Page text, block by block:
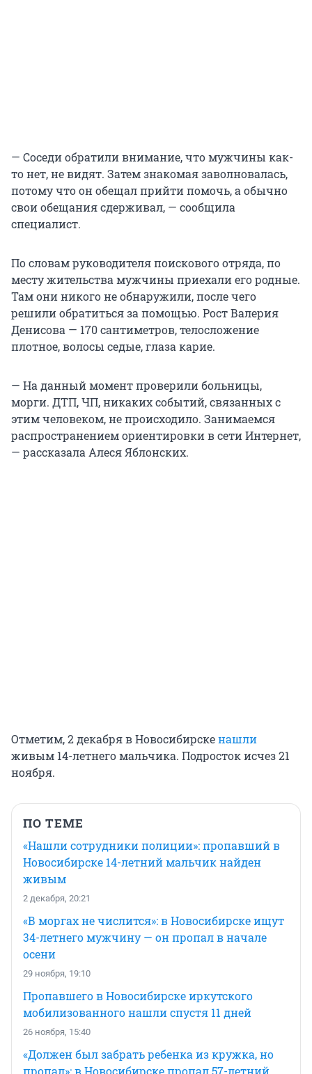
— Соседи обратили внимание, что мужчины как-
то нет, не видят. Затем знакомая заволновалась,
потому что он обещал прийти помочь, а обычно
свои обещания сдерживал, — сообщила
специалист.
По словам руководителя поискового отряда, по
месту жительства мужчины приехали его родные.
Там они никого не обнаружили, после чего
решили обратиться за помощью. Рост Валерия
Денисова — 170 сантиметров, телосложение
плотное, волосы седые, глаза карие.
— На данный момент проверили больницы,
морги. ДТП, ЧП, никаких событий, связанных с
этим человеком, не происходило. Занимаемся
распространением ориентировки в сети Интернет,
— рассказала Алеся Яблонских.
Отметим, 2 декабря в Новосибирскенашли
живым 14-летнего мальчика. Подросток исчез 21
ноября.
ПО ТЕМЕ
«Нашли сотрудники полиции»: пропавший в
Новосибирске 14-летний мальчик найден
живым
2 декабря, 20:21
«В моргах не числится»: в Новосибирске ищут
34-летнего мужчину — он пропал в начале
осени
29 ноября, 19:10
Пропавшего в Новосибирске иркутского
мобилизованного нашли спустя 11 дней
26 ноября, 15:40
«Должен был забрать ребенка из кружка, но
пропал»: в Новосибирске пропал 57-летний